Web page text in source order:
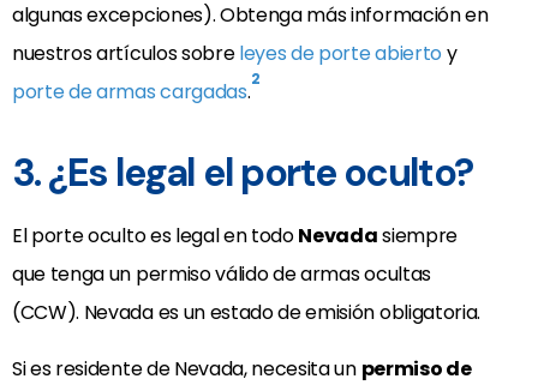
algunas excepciones). Obtenga más información en
nuestros artículos sobreleyes de porte abierto y
porte de armas cargadas.2
3. ¿Es legal el porte oculto?
El porte oculto es legal en todoNevadasiempre
que tenga un permiso válido de armas ocultas
(CCW). Nevada es un estado de emisión obligatoria.
Si es residente de Nevada, necesita un permiso de